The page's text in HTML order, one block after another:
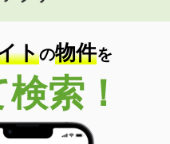
トの物件を
索！